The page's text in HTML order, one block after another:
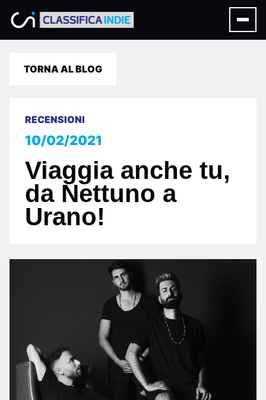
TORNA AL BLOG
RECENSIONI
10/02/2021
Viaggia anche tu,
da Nettuno a
Urano!